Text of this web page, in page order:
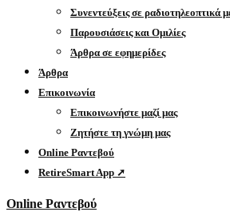
Συνεντεύξεις σε ραδιοτηλεοπτικά
Παρουσιάσεις και Ομιλίες
Άρθρα σε εφημερίδες
Άρθρα
Επικοινωνία
Επικοινωνήστε μαζί μας
Ζητήστε τη γνώμη μας
Online Ραντεβού
RetireSmart App ➚
Online Ραντεβού